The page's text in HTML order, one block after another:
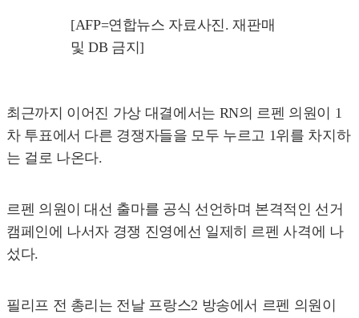
[AFP=연합뉴스 자료사진. 재판매
및 DB 금지]
최근까지 이어진 가상 대결에서는 RN의 르펜 의원이 1
차 투표에서 다른 경쟁자들을 모두 누르고 1위를 차지하
는 걸로 나온다.
르펜 의원이 대선 출마를 공식 선언하며 본격적인 선거
캠페인에 나서자 경쟁 진영에선 일제히 르펜 사격에 나
섰다.
필리프 전 총리는 전날 프랑스2 방송에서 르펜 의원이